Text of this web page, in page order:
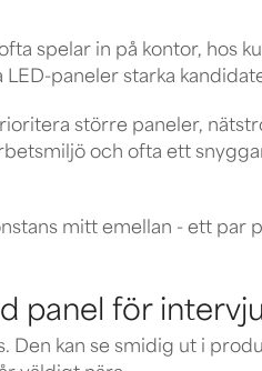
spelar in på kontor, hos
paneler starka
större paneler,
och ofta ett
mitt emellan - ett par
panel för
Den kan se smidig ut i